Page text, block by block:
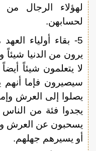
لهؤلاء الرجال
لحسابهن.
5- بقاء أولياء
يرون من الدنيا شيئاً
لا يتعلمون شيئاً
سيصيرون فإما
يصلوا إلى العرش
يجدوا فئة من
يسحبون عن العرش
أو يسيرهم جهلهم.